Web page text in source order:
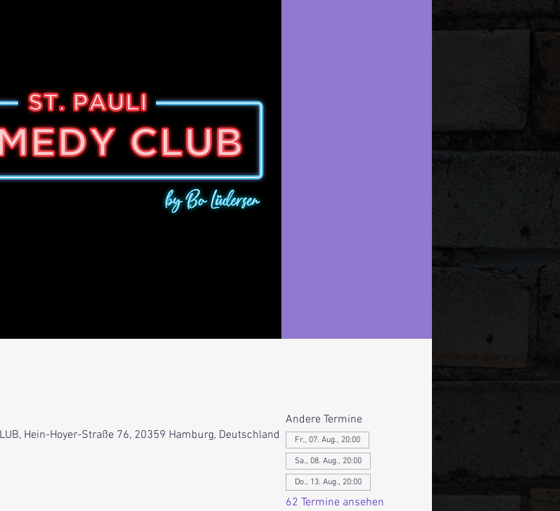
Hein-Hoyer-Straße 76, 20359 Hamburg, Deutschland
Andere Termine
Fr., 07. Aug., 20:00
Sa., 08. Aug., 20:00
Do., 13. Aug., 20:00
62 Termine ansehen